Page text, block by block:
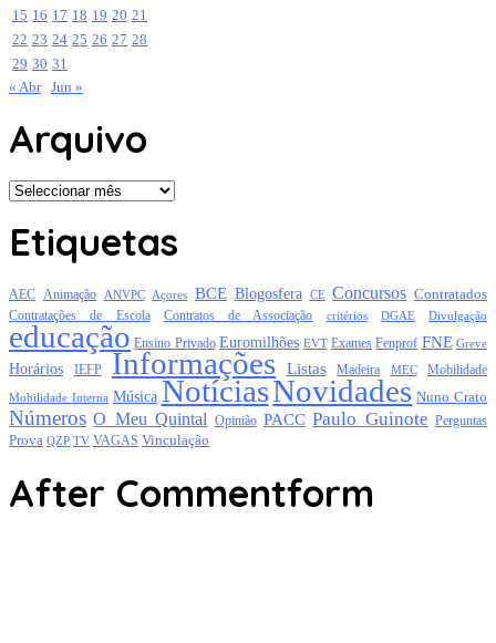
15 16 17 18 19 20 21
22 23 24 25 26 27 28
29 30 31
« Abr Jun »
Arquivo
Arquivo
Etiquetas
AEC Animação ANVPC Açores BCE Blogosfera CE Concursos Contratados
Contratações de Escola Contratos de Associação critérios DGAE Divulgação
educação Ensino Privado Euromilhões EVT Exames Fenprof FNE Greve
Horários IEFP Informações Listas Madeira MEC Mobilidade
Mobilidade Interna Música NotíciasNovidades Nuno Crato
Números O Meu Quintal Opinião PACC Paulo Guinote Perguntas
Prova QZP TV VAGAS Vinculação
After Commentform